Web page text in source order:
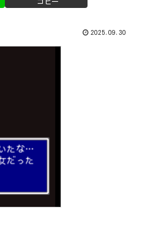
2025.09.30